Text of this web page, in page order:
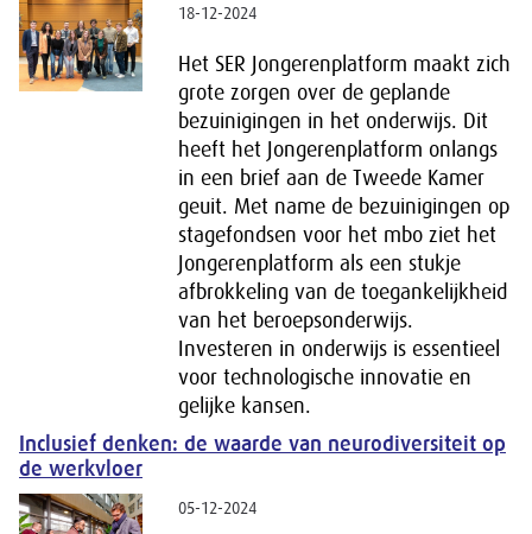
18-12-2024
Het SER Jongerenplatform maakt zich
grote zorgen over de geplande
bezuinigingen in het onderwijs. Dit
heeft het Jongerenplatform onlangs
in een brief aan de Tweede Kamer
geuit. Met name de bezuinigingen op
stagefondsen voor het mbo ziet het
Jongerenplatform als een stukje
afbrokkeling van de toegankelijkheid
van het beroepsonderwijs.
Investeren in onderwijs is essentieel
voor technologische innovatie en
gelijke kansen.
Inclusief denken: de waarde van neurodiversiteit op
de werkvloer
05-12-2024